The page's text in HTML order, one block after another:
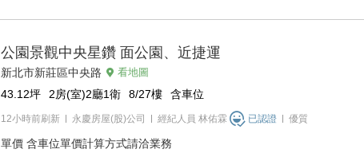
公園景觀中央星鑽 面公園、近捷運
新北市新莊區中央路 看地圖
43.12坪 2房(室)2廳1衛 8/27樓 含車位
12小時前刷新 永慶房屋(股)公司 經紀人員 林佑霖 已認證 優質
單價 含車位單價計算方式請洽業務